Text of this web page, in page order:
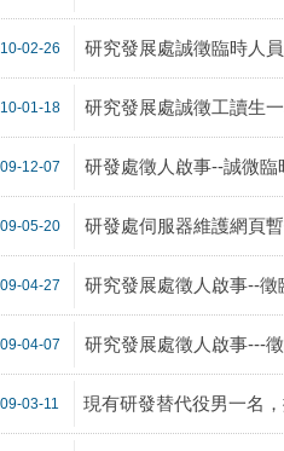
02-26 研究發展處誠徵臨時人
01-18 研究發展處誠徵工讀生
12-07 研發處徵人啟事--誠微臨
05-20 研發處伺服器維護網頁
04-27 研究發展處徵人啟事--徵
04-07 研究發展處徵人啟事---
03-11 現有研發替代役男一名